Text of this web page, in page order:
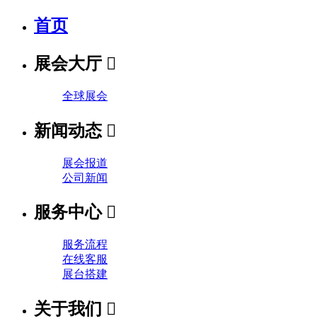
首页
展会大厅 
全球展会
新闻动态 
展会报道
公司新闻
服务中心 
服务流程
在线客服
展台搭建
关于我们 